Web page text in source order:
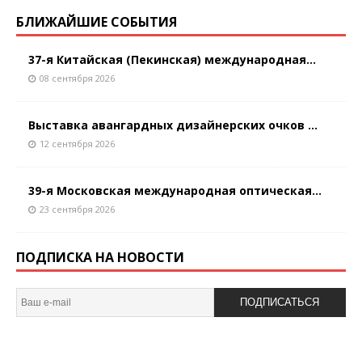
БЛИЖАЙШИЕ СОБЫТИЯ
37-я Китайская (Пекинская) международная...
08 сентября 2026
Выставка авангардных дизайнерских очков ...
12 сентября 2026
39-я Московская международная оптическая...
23 сентября 2026
ПОДПИСКА НА НОВОСТИ
ПОДПИСАТЬСЯ